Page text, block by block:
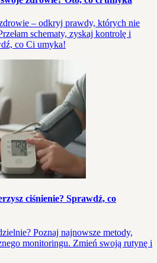
– odkryj prawdy, których nie
schematy, zyskaj kontrolę i
co Ci umyka!
ciśnienie? Sprawdź, co
Poznaj najnowsze metody,
monitoringu. Zmień swoją rutynę i